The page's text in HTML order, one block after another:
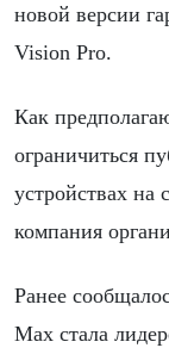
новой версии
Vision Pro.
Как
ограничиться
устройствах на
компания
Ранее
Max стала